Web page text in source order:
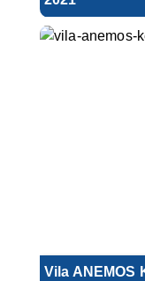
Vila ANEMOS